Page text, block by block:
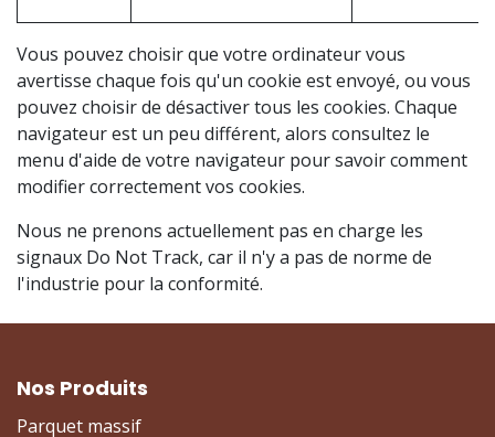
Vous pouvez choisir que votre ordinateur vous
avertisse chaque fois qu'un cookie est envoyé, ou vous
pouvez choisir de désactiver tous les cookies. Chaque
navigateur est un peu différent, alors consultez le
menu d'aide de votre navigateur pour savoir comment
modifier correctement vos cookies.
Nous ne prenons actuellement pas en charge les
signaux Do Not Track, car il n'y a pas de norme de
l'industrie pour la conformité.
Nos Produits
Parquet massif